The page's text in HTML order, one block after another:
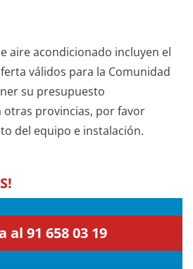
aire acondicionado incluyen el
válidos para la Comunidad
su presupuesto
otras provincias, por favor
del equipo e instalación.
al 91 658 03 19